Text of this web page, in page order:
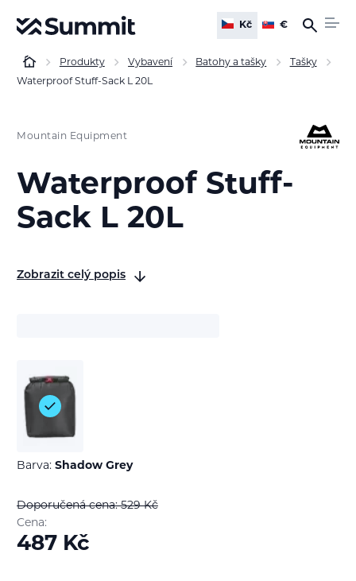
Kč €
Produkty Vybavení Batohy a tašky
Tašky
Waterproof Stuff-Sack L 20L
Mountain Equipment
Waterproof Stuff-
Sack L 20L
Zobrazit celý popis
Barva: Shadow Grey
Doporučená cena: 529Kč
Cena:
487 Kč